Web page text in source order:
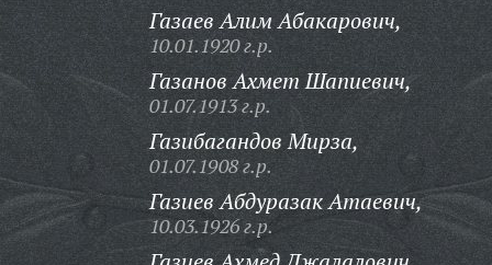
Газаев Алим Абакарович,
10.01.1920 г.р.
Газанов Ахмет Шапиевич,
01.07.1913 г.р.
Газибагандов Мирза,
01.07.1908 г.р.
Газиев Абдуразак Атаевич,
10.03.1926 г.р.